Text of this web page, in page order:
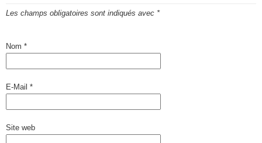
Les champs obligatoires sont indiqués avec *
Nom *
E-Mail *
Site web